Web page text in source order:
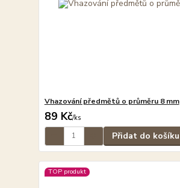
Vhazování předmětů o průměru 8 mm
89 Kč/ks
Přidat do košíku
TOP produkt